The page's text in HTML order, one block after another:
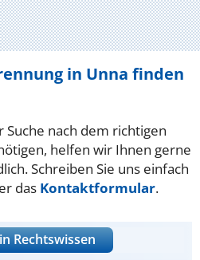
in Unna finden
nach dem richtigen
helfen wir Ihnen gerne
Schreiben Sie uns einfach
das Kontaktformular.
Rechtswissen